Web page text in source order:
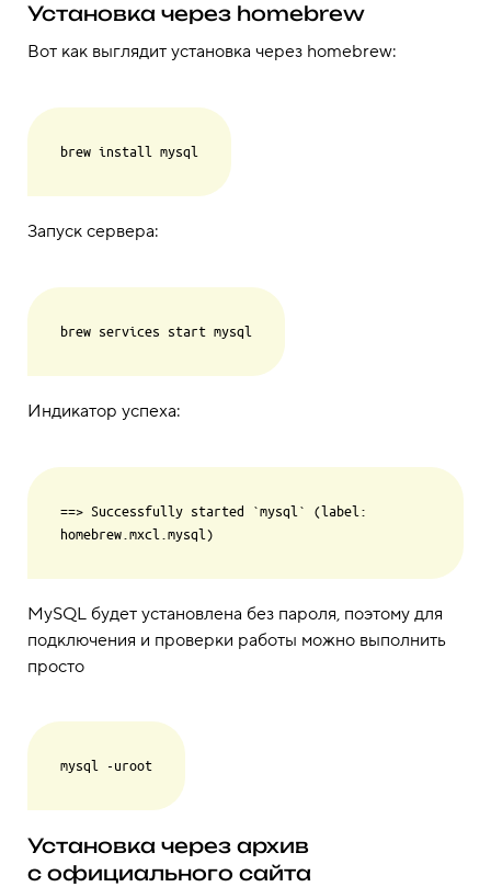
Установка через homebrew
Вот как выглядит установка через homebrew:
Запуск сервера:
Индикатор успеха:
==> Successfully started `mysql` (label:
MySQL будет установлена без пароля, поэтому для
подключения и проверки работы можно выполнить
просто
Установка через архив
с официального сайта